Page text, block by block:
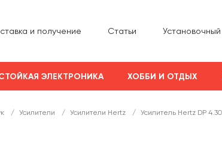
и получение Статьи
ЭЛЕКТРОНИКА ХОББИ И ОТДЫХ
/ Усилители / Усилители Hertz / Усилитель Hertz DP